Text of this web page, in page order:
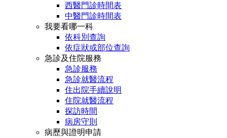
西醫門診時間表
中醫門診時間表
我要看哪一科
依科別查詢
依症狀或部位查詢
急診及住院服務
急診服務
急診就醫流程
住出院手續說明
住院就醫流程
探訪時間
病房守則
病歷與證明申請